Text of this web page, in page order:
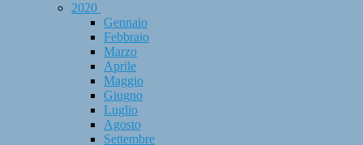
2020
Gennaio
Febbraio
Marzo
Aprile
Maggio
Giugno
Luglio
Agosto
Settembre